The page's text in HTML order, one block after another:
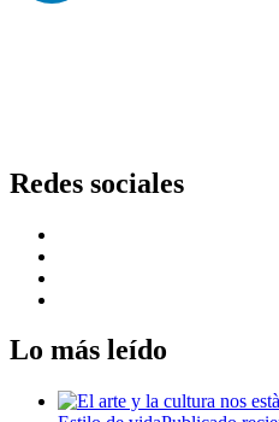
Redes sociales
Lo más leído